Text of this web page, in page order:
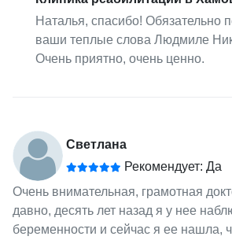
Наталья, спасибо! Обязательно
ваши теплые слова Людмиле
Очень приятно, очень ценно.
Светлана
Рекомендует: Да
Очень внимательная, грамотная
давно, десять лет назад я у нее
беременности и сейчас я ее нашла,